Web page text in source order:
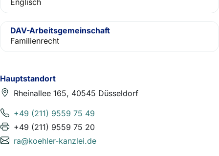
Hauptstandort
Rheinallee 165, 40545 Düsseldorf
+49 (211) 9559 75 49
+49 (211) 9559 75 20
ra@koehler-kanzlei.de
Englisch
DAV-Arbeitsgemeinschaft
Familienrecht